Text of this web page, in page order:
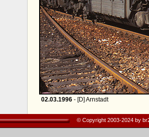
02.03.1996- [D] Arnstadt
© Copyright 2003-2024 by